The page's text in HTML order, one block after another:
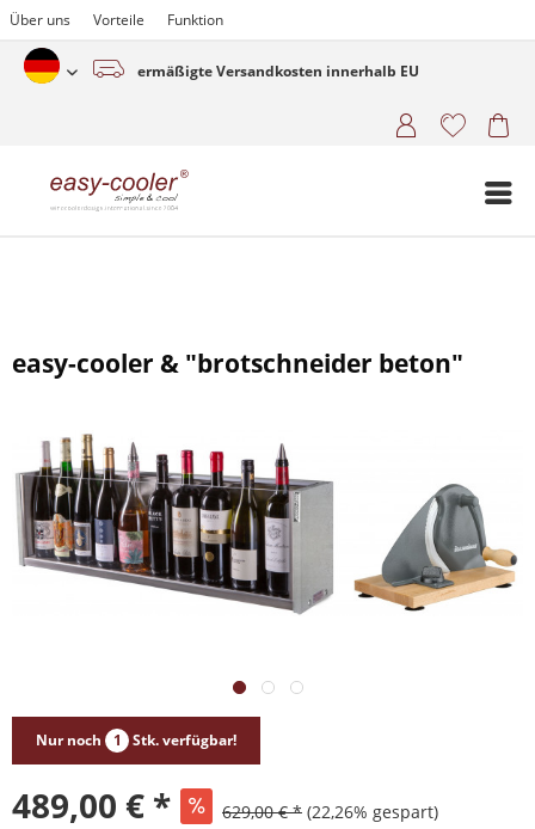
Über uns Vorteile Funktion
Deutsch (www.easy-cooler.com)
ermäßigte Versandkosten innerhalb EU
easy-cooler & "brotschneider beton"
Nur noch 1 Stk. verfügbar!
489,00 € * 629,00 € * (22,26% gespart)